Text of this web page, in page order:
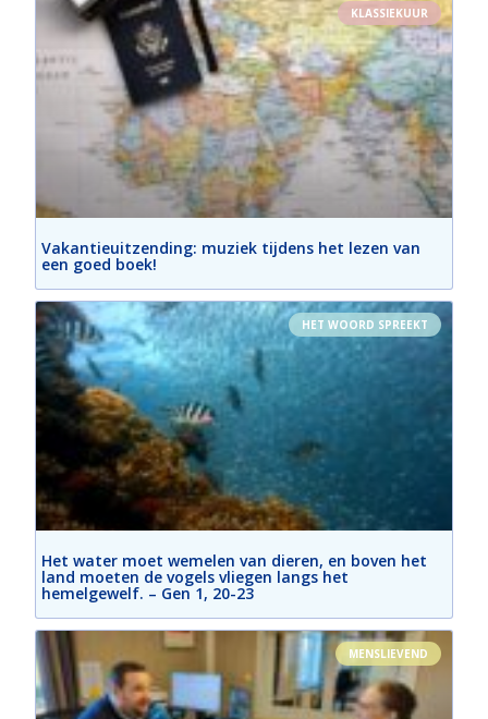
KLASSIEKUUR
Vakantieuitzending: muziek tijdens het lezen van
een goed boek!
HET WOORD SPREEKT
Het water moet wemelen van dieren, en boven het
land moeten de vogels vliegen langs het
hemelgewelf. – Gen 1, 20-23
MENSLIEVEND